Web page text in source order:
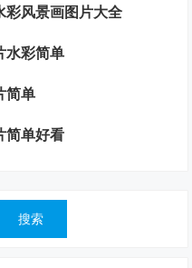
彩风景画图片大全
水彩简单
简单
简单好看